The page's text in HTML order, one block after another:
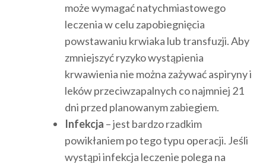
może wymagać natychmiastowego
leczenia w celu zapobiegnięcia
powstawaniu krwiaka lub transfuzji. Aby
zmniejszyć ryzyko wystąpienia
krwawienia nie można zażywać aspiryny i
leków przeciwzapalnych co najmniej 21
dni przed planowanym zabiegiem.
Infekcja – jest bardzo rzadkim
powikłaniem po tego typu operacji. Jeśli
wystąpi infekcja leczenie polega na